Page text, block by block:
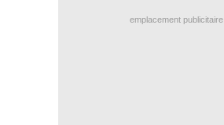
emplacement publicitaire